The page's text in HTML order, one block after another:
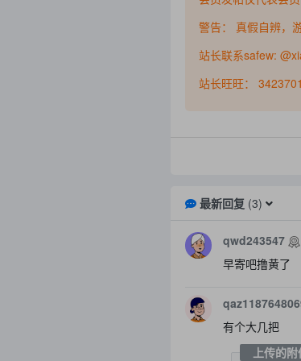
警告： 真假自辨，
站长联系safew:
站长旺旺：
最新回复(3)
qwd243547
早寄吧撸黄了
有个大几把
上传的附